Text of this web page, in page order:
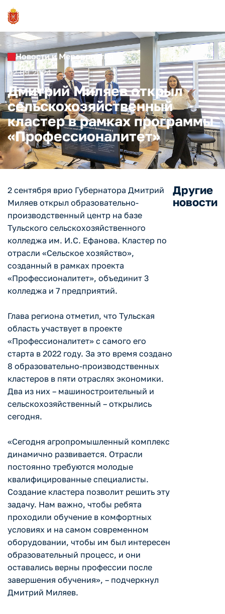
Новости и Мероприятия
02.09.2024
Дмитрий Миляев открыл
сельскохозяйственный
кластер в рамках программы
«Профессионалитет»
2 сентября врио Губернатора Дмитрий
Миляев открыл образовательно-
производственный центр на базе
Тульского сельскохозяйственного
колледжа им. И.С. Ефанова. Кластер по
отрасли «Сельское хозяйство»,
созданный в рамках проекта
«Профессионалитет», объединит 3
колледжа и 7 предприятий.
Глава региона отметил, что Тульская
область участвует в проекте
«Профессионалитет» с самого его
старта в 2022 году. За это время создано
8 образовательно-производственных
кластеров в пяти отраслях экономики.
Два из них – машиностроительный и
сельскохозяйственный – открылись
сегодня.
«Сегодня агропромышленный комплекс
динамично развивается. Отрасли
постоянно требуются молодые
квалифицированные специалисты.
Создание кластера позволит решить эту
задачу. Нам важно, чтобы ребята
проходили обучение в комфортных
условиях и на самом современном
оборудовании, чтобы им был интересен
образовательный процесс, и они
оставались верны профессии после
завершения обучения», – подчеркнул
Дмитрий Миляев.
Другие
новости